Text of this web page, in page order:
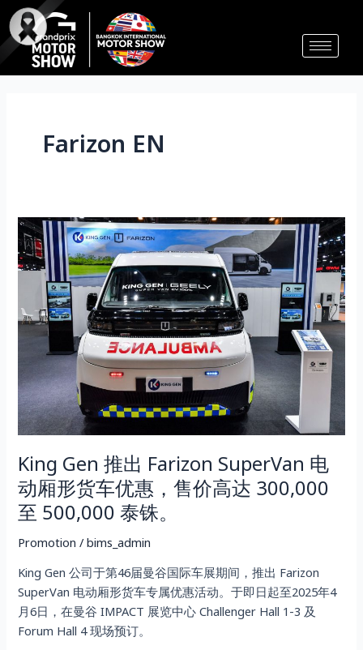
Skip
to
content
Farizon EN
King Gen 推出 Farizon SuperVan 电
动厢形货车优惠，售价高达 300,000
至 500,000 泰铢。
Promotion /bims_admin
King Gen 公司于第46届曼谷国际车展期间，推出 Farizon
SuperVan 电动厢形货车专属优惠活动。于即日起至2025年4
月6日，在曼谷 IMPACT 展览中心 Challenger Hall 1-3 及
Forum Hall 4 现场预订。
King
Gen
推
Farizon
SuperVan
厢
形
货
车
优
惠，
售
价
高
300,000
至
500,000
泰